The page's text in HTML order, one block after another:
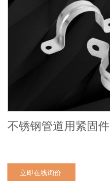
不锈钢管道用紧固件
立即在线询价